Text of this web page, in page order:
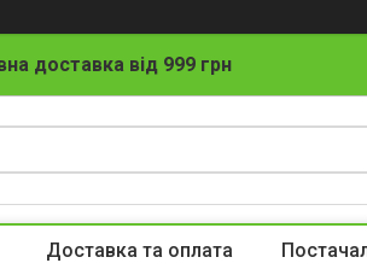
доставка від 999 грн
Доставка та оплата